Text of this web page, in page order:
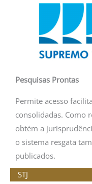
Pesquisas Prontas
Permite acesso
consolidadas. Como
obtém a
o sistema resgata
publicados.
STJ